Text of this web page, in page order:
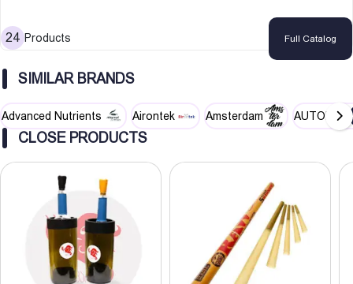
24 Products Full Catalog
SIMILAR BRANDS
Advanced Nutrients Airontek Amsterdam AUTOPOT
CLOSE PRODUCTS